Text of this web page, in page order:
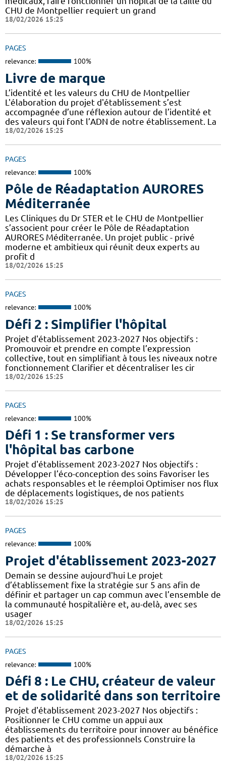
CHU de Montpellier requiert un grand
18/02/2026 15:25
PAGES
relevance: 100%
Livre de marque
L’identité et les valeurs du CHU de Montpellier
L'élaboration du projet d'établissement s’est
accompagnée d’une réflexion autour de l’identité et
des valeurs qui font l’ADN de notre établissement. La
18/02/2026 15:25
PAGES
relevance: 100%
Pôle de Réadaptation AURORES
Méditerranée
Les Cliniques du Dr STER et le CHU de Montpellier
s’associent pour créer le Pôle de Réadaptation
AURORES Méditerranée. Un projet public - privé
moderne et ambitieux qui réunit deux experts au
profit d
18/02/2026 15:25
PAGES
relevance: 100%
Défi 2 : Simplifier l'hôpital
Projet d'établissement 2023-2027 Nos objectifs :
Promouvoir et prendre en compte l’expression
collective, tout en simplifiant à tous les niveaux notre
fonctionnement Clarifier et décentraliser les cir
18/02/2026 15:25
PAGES
relevance: 100%
Défi 1 : Se transformer vers
l'hôpital bas carbone
Projet d'établissement 2023-2027 Nos objectifs :
Développer l’éco-conception des soins Favoriser les
achats responsables et le réemploi Optimiser nos flux
de déplacements logistiques, de nos patients
18/02/2026 15:25
PAGES
relevance: 100%
Projet d'établissement 2023-2027
Demain se dessine aujourd'hui Le projet
d’établissement fixe la stratégie sur 5 ans afin de
définir et partager un cap commun avec l’ensemble de
la communauté hospitalière et, au-delà, avec ses
usager
18/02/2026 15:25
PAGES
relevance: 100%
Défi 8 : Le CHU, créateur de valeur
et de solidarité dans son territoire
Projet d'établissement 2023-2027 Nos objectifs :
Positionner le CHU comme un appui aux
établissements du territoire pour innover au bénéfice
des patients et des professionnels Construire la
démarche à
18/02/2026 15:25